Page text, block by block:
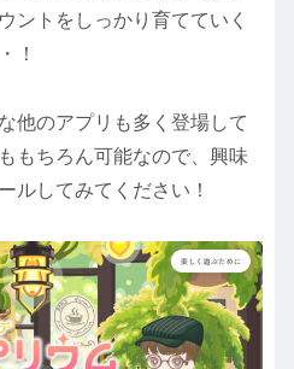
ントをしっかり育てていく
！
他のアプリも多く登場して
もちろん可能なので、興味
ルしてみてください！